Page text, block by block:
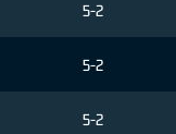
5-2
5-2
5-2